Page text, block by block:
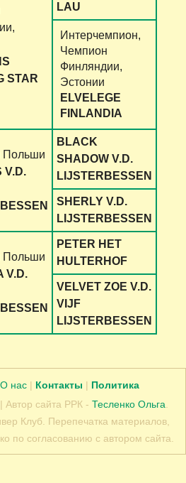
STAR
LAU
Интерчемпион,
Чемпион
Финляндии,
Эстонии
ELVELEGE
FINLANDIA
Польши
V.D.
BLACK
SHADOW V.D.
LIJSTERBESSEN
SHERLY V.D.
LIJSTERBESSEN
Польши
V.D.
PETER HET
HULTERHOF
VELVET ZOE V.D.
VIJF
LIJSTERBESSEN
О нас | Контакты | Политика
| Автор сайта РРК - Тесленко Ольга
Клуб. Перепечатка материалов,
по согласованию с автором сайта.